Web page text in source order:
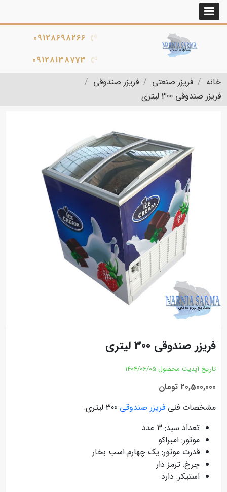
09128698266
09128138773
خانه
فریزر صنعتی
فریزر صندوقی
فریزر صندوقی 300 لیتری
فریزر صندوقی 300 لیتری
تاریخ آپدیت محصول 1404/06/05
20,500,000 تومان
مشخصات فنی فریزر صندوقی
تعداد سبد: 3 عدد
موتور: امبراکو
قدرت موتور: یک چهارم اسب بخار
چرخ: ترمز دار
استیکر: دارد